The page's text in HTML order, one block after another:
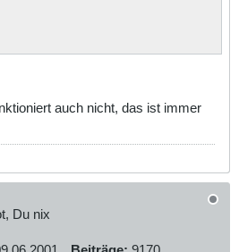
auch nicht, das ist immer
Du nix